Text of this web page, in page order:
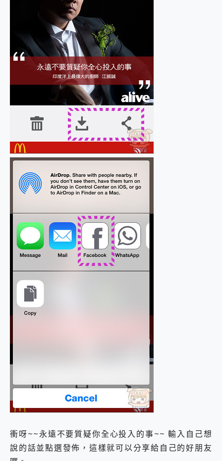
衝呀~~永遠不要質疑你全心投入的事~~ 輸入自己想
說的話並點選發佈，這樣就可以分享給自己的好朋友